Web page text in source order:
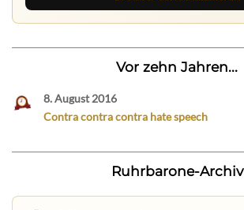
Vor zehn Jahren...
8. August 2016
Contra contra contra hate speech
Ruhrbarone-Archiv